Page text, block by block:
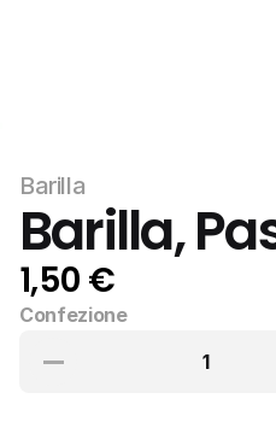
Barilla
Barilla,
1,50 €
Confezione
1